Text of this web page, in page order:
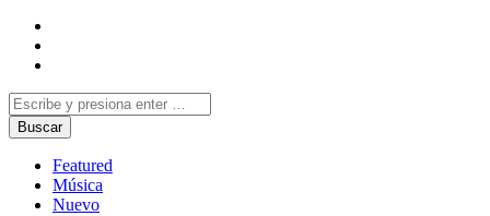
Featured
Música
Nuevo